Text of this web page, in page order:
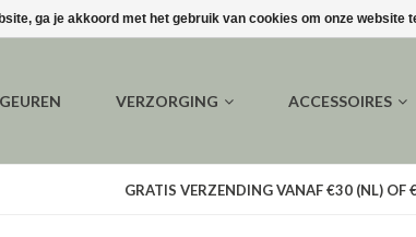
VERZORGING ACCESSOIRES
GRATIS VERZENDING VANAF €30 (NL) OF
ga je akkoord met het gebruik van cookies om onze website